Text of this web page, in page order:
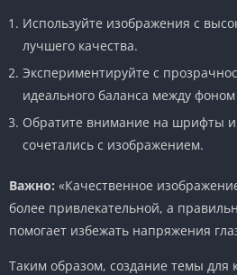
Используйте изображения с
лучшего качества.
Экспериментируйте с
идеального баланса между
Обратите внимание на шрифты и
сочетались с изображением.
Важно: «Качественное
более привлекательной, а
помогает избежать напряжения
Таким образом, создание темы для